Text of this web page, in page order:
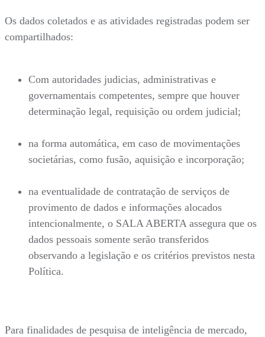
Os dados coletados e as atividades registradas podem ser
compartilhados:
Com autoridades judicias, administrativas e
governamentais competentes, sempre que houver
determinação legal, requisição ou ordem judicial;
na forma automática, em caso de movimentações
societárias, como fusão, aquisição e incorporação;
na eventualidade de contratação de serviços de
provimento de dados e informações alocados
intencionalmente, o SALA ABERTA assegura que os
dados pessoais somente serão transferidos
observando a legislação e os critérios previstos nesta
Política.
Para finalidades de pesquisa de inteligência de mercado,